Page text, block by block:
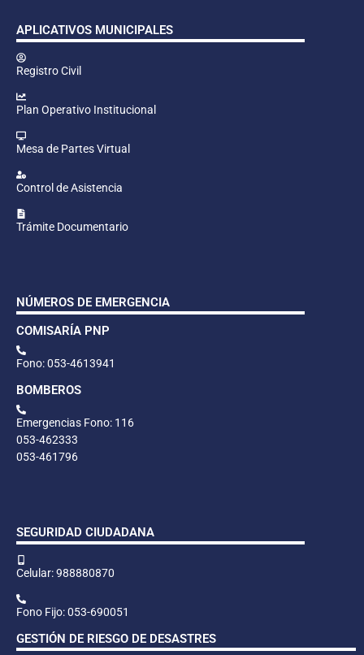
APLICATIVOS MUNICIPALES
Registro Civil
Plan Operativo Institucional
Mesa de Partes Virtual
Control de Asistencia
Trámite Documentario
NÚMEROS DE EMERGENCIA
COMISARÍA PNP
Fono: 053-4613941
BOMBEROS
Emergencias Fono: 116
053-462333
053-461796
SEGURIDAD CIUDADANA
Celular: 988880870
Fono Fijo: 053-690051
GESTIÓN DE RIESGO DE DESASTRES